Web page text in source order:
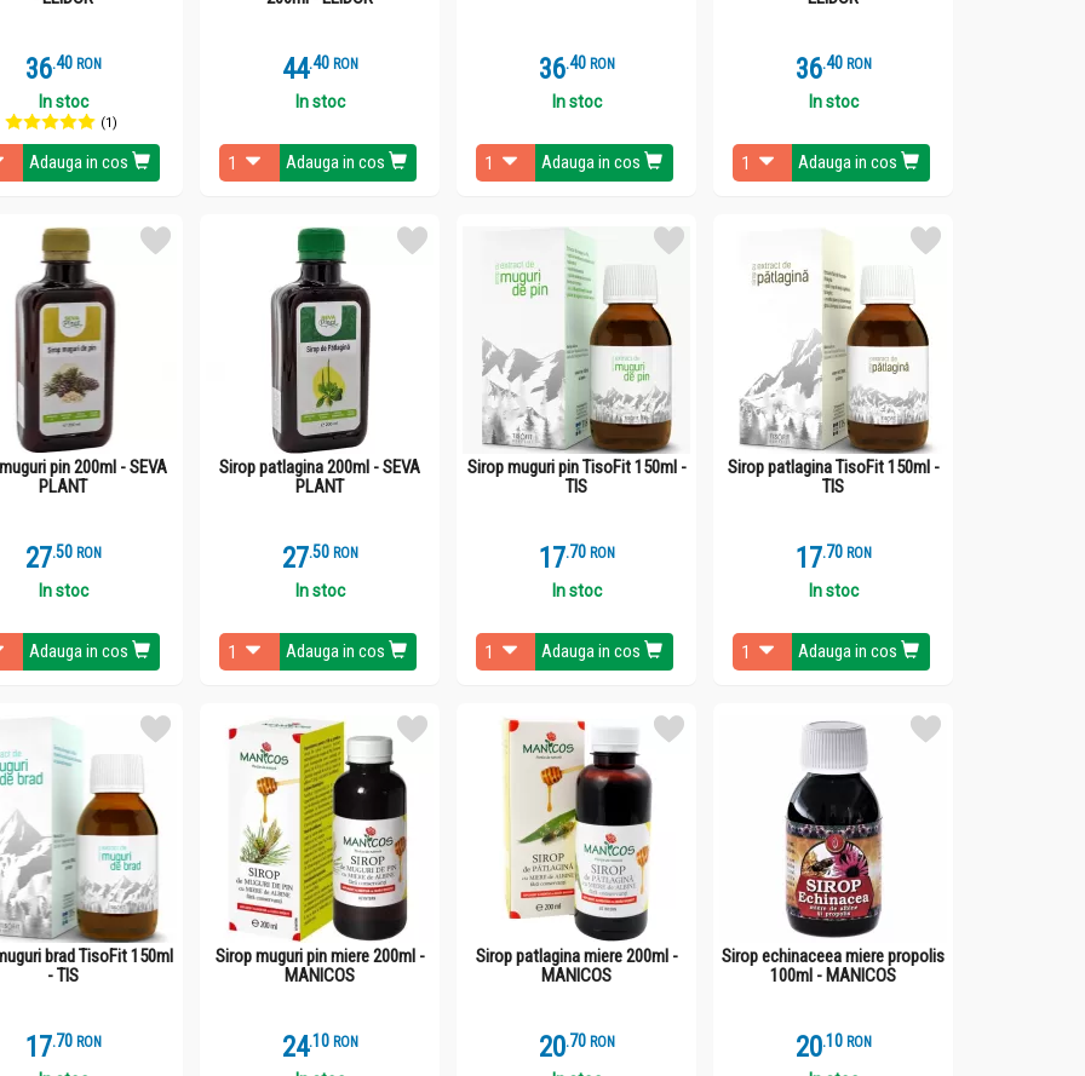
36.4 RON
In stoc
(1)
Adauga in cos
44.4 RON
In stoc
Adauga in cos
36.4 RON
In stoc
Adauga in cos
36.4 RON
In stoc
Adauga in cos
pin 200ml - SEVA
PLANT
27.5 RON
In stoc
Adauga in cos
Sirop patlagina 200ml - SEVA
PLANT
27.5 RON
In stoc
Adauga in cos
Sirop muguri pin TisoFit 150ml -
TIS
17.7 RON
In stoc
Adauga in cos
Sirop patlagina TisoFit 150ml -
TIS
17.7 RON
In stoc
Adauga in cos
brad TisoFit 150ml
- TIS
17.7 RON
Sirop muguri pin miere 200ml -
MANICOS
24.1 RON
Sirop patlagina miere 200ml -
MANICOS
20.7 RON
Sirop echinaceea miere propolis
100ml - MANICOS
20.1 RON